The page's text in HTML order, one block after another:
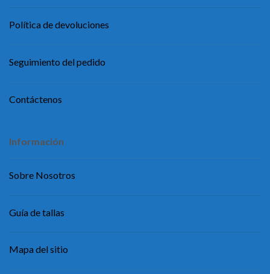
Política de devoluciones
Seguimiento del pedido
Contáctenos
Información
Sobre Nosotros
Guía de tallas
Mapa del sitio